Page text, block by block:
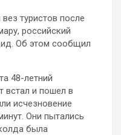
туристов после
российский
Об этом сообщил
48-летний
встал и пошел в
исчезновение
Они пытались
была